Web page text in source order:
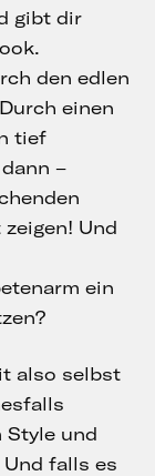
gibt dir
den edlen
einen
tief
–
Und
ein
also selbst
Style und
falls es